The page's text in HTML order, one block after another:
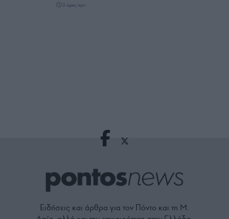
3 ώρες πριν
Ειδήσεις και άρθρα για τον Πόντο και τη Μ.